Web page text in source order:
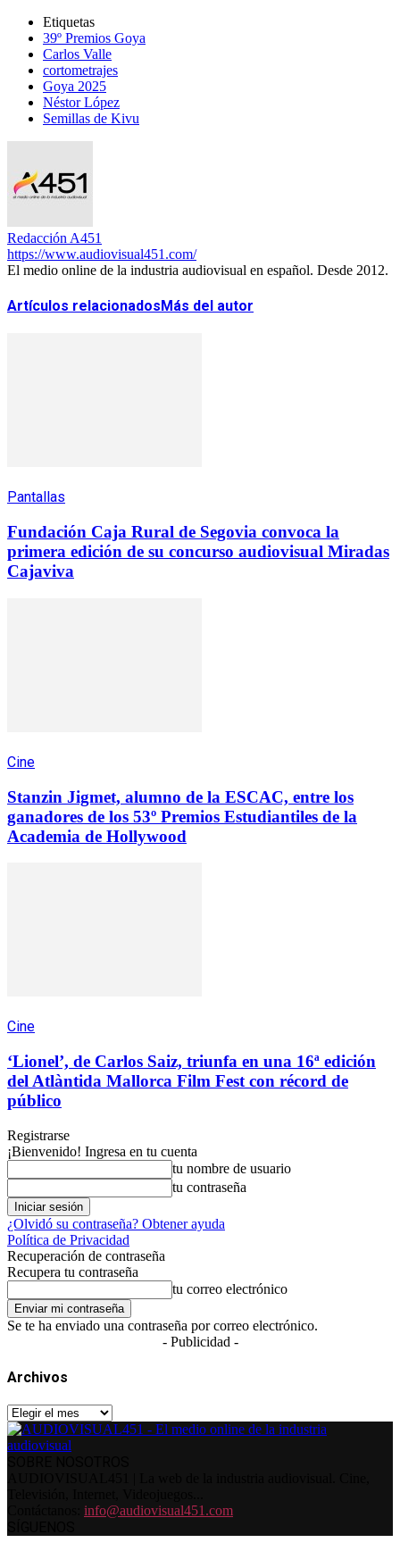
Etiquetas
39º Premios Goya
Carlos Valle
cortometrajes
Goya 2025
Néstor López
Semillas de Kivu
Redacción A451
https://www.audiovisual451.com/
El medio online de la industria audiovisual en español. Desde 2012.
Artículos relacionadosMás del autor
Pantallas
Fundación Caja Rural de Segovia convoca la
primera edición de su concurso audiovisual Miradas
Cajaviva
Cine
Stanzin Jigmet, alumno de la ESCAC, entre los
ganadores de los 53º Premios Estudiantiles de la
Academia de Hollywood
Cine
‘Lionel’, de Carlos Saiz, triunfa en una 16ª edición
del Atlàntida Mallorca Film Fest con récord de
público
Registrarse
¡Bienvenido! Ingresa en tu cuenta
tu nombre de usuario
tu contraseña
¿Olvidó su contraseña? Obtener ayuda
Política de Privacidad
Recuperación de contraseña
Recupera tu contraseña
tu correo electrónico
Se te ha enviado una contraseña por correo electrónico.
- Publicidad -
Archivos
Archivos
info@audiovisual451.com